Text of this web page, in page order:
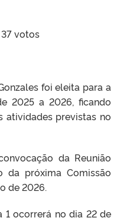
37 votos
foi eleita para a
2025 a 2026, ficando
atividades previstas no
da Reunião
da próxima Comissão
de 2026.
1 ocorrerá no dia 22 de